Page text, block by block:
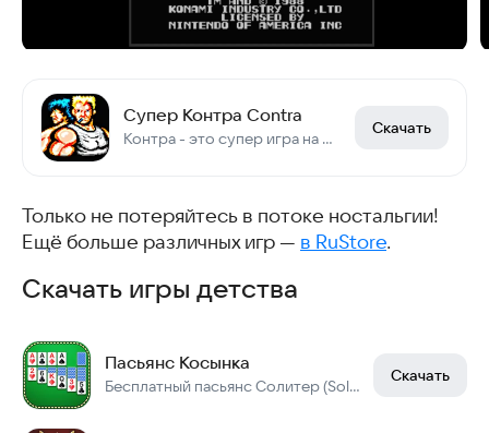
Супер Контра Contra
Контра - это супер игра на Денди, не контр страйк конечно, но тоже хит
Скачать
Только не потеряйтесь в потоке ностальгии!
Ещё больше различных игр — в RuStore.
Скачать игры детства
Пасьянс Косынка
Бесплатный пасьянс Солитер (Solitaire) Косынка без интернета и почти без рекламы
Скачать